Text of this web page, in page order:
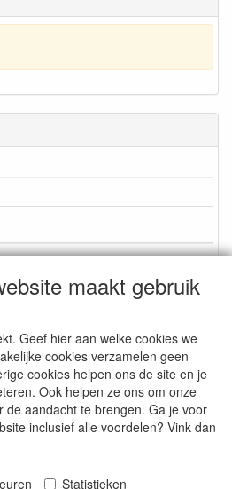
maakt gebruik
Geef hier aan welke cookies we
cookies verzamelen geen
cookies helpen ons de site en je
Ook helpen ze ons om onze
de aandacht te brengen. Ga je voor
inclusief alle voordelen? Vink dan
Statistieken